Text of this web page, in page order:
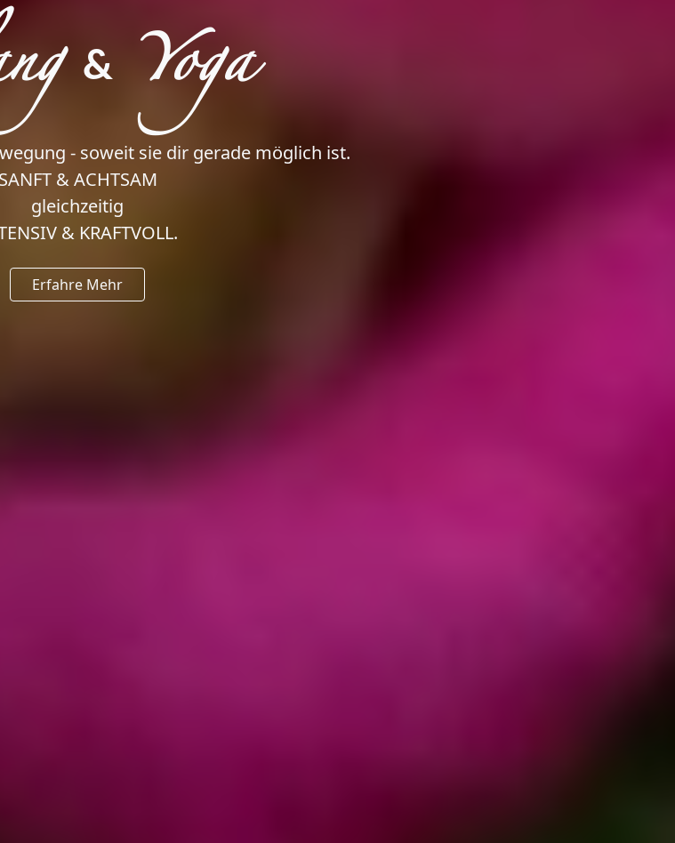
&Yoga
- soweit sie dir gerade möglich ist.
SANFT & ACHTSAM
gleichzeitig
& KRAFTVOLL.
Erfahre Mehr